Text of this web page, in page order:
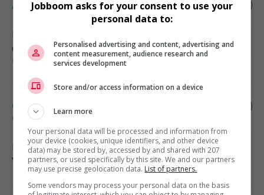
Associé, réception et manutention
Construction, production et
manutention
Conseiller vendeur peinture /saisionnier /
électricité
Rouyn-Noranda, QC
Vente, achat et service à la clientèle
Jobboom asks for your consent to use your
personal data to:
Personalised advertising and content, advertising and
content measurement, audience research and
services development
Store and/or access information on a device
Learn more
Your personal data will be processed and information from
your device (cookies, unique identifiers, and other device
data) may be stored by, accessed by and shared with 207
partners, or used specifically by this site. We and our partners
may use precise geolocation data. List of partners.
Some vendors may process your personal data on the basis